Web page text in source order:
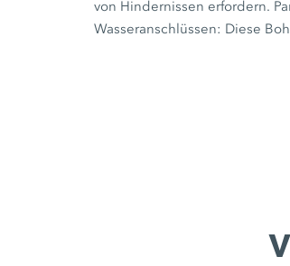
von Hindernissen erfordern.
Wasseranschlüssen: Diese